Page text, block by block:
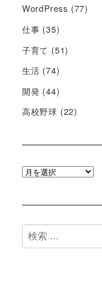
WordPress (77)
仕事 (35)
子育て (51)
生活 (74)
開発 (44)
高校野球 (22)
ア
ブ
検
索